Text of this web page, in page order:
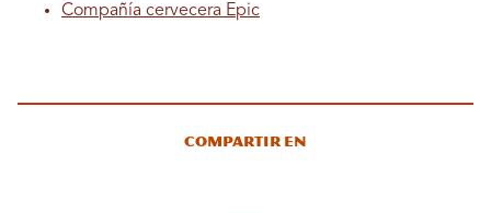
Compañía cervecera Epic
Compartir en